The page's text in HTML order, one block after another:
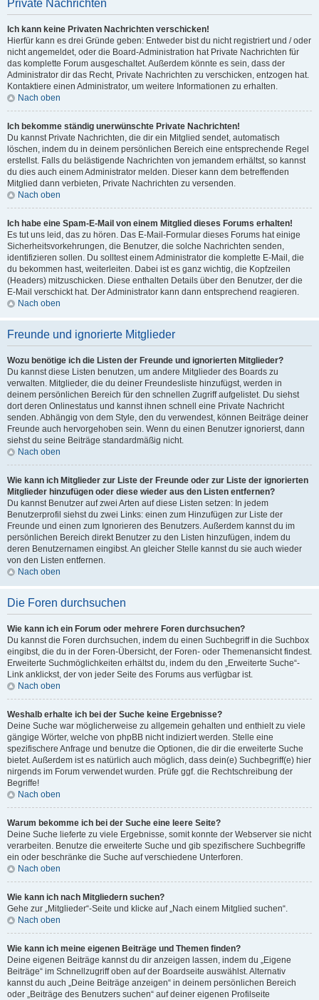
Private Nachrichten
Ich kann keine Privaten Nachrichten verschicken!
Hierfür kann es drei Gründe geben: Entweder bist du nicht registriert und / oder
nicht angemeldet, oder die Board-Administration hat Private Nachrichten für
das komplette Forum ausgeschaltet. Außerdem könnte es sein, dass der
Administrator dir das Recht, Private Nachrichten zu verschicken, entzogen hat.
Kontaktiere einen Administrator, um weitere Informationen zu erhalten.
Nach oben
Ich bekomme ständig unerwünschte Private Nachrichten!
Du kannst Private Nachrichten, die dir ein Mitglied sendet, automatisch
löschen, indem du in deinem persönlichen Bereich eine entsprechende Regel
erstellst. Falls du belästigende Nachrichten von jemandem erhältst, so kannst
du dies auch einem Administrator melden. Dieser kann dem betreffenden
Mitglied dann verbieten, Private Nachrichten zu versenden.
Nach oben
Ich habe eine Spam-E-Mail von einem Mitglied dieses Forums erhalten!
Es tut uns leid, das zu hören. Das E-Mail-Formular dieses Forums hat einige
Sicherheitsvorkehrungen, die Benutzer, die solche Nachrichten senden,
identifizieren sollen. Du solltest einem Administrator die komplette E-Mail, die
du bekommen hast, weiterleiten. Dabei ist es ganz wichtig, die Kopfzeilen
(Headers) mitzuschicken. Diese enthalten Details über den Benutzer, der die
E-Mail verschickt hat. Der Administrator kann dann entsprechend reagieren.
Nach oben
Freunde und ignorierte Mitglieder
Wozu benötige ich die Listen der Freunde und ignorierten Mitglieder?
Du kannst diese Listen benutzen, um andere Mitglieder des Boards zu
verwalten. Mitglieder, die du deiner Freundesliste hinzufügst, werden in
deinem persönlichen Bereich für den schnellen Zugriff aufgelistet. Du siehst
dort deren Onlinestatus und kannst ihnen schnell eine Private Nachricht
senden. Abhängig von dem Style, den du verwendest, können Beiträge deiner
Freunde auch hervorgehoben sein. Wenn du einen Benutzer ignorierst, dann
siehst du seine Beiträge standardmäßig nicht.
Nach oben
Wie kann ich Mitglieder zur Liste der Freunde oder zur Liste der ignorierten
Mitglieder hinzufügen oder diese wieder aus den Listen entfernen?
Du kannst Benutzer auf zwei Arten auf diese Listen setzen: In jedem
Benutzerprofil siehst du zwei Links: einen zum Hinzufügen zur Liste der
Freunde und einen zum Ignorieren des Benutzers. Außerdem kannst du im
persönlichen Bereich direkt Benutzer zu den Listen hinzufügen, indem du
deren Benutzernamen eingibst. An gleicher Stelle kannst du sie auch wieder
von den Listen entfernen.
Nach oben
Die Foren durchsuchen
Wie kann ich ein Forum oder mehrere Foren durchsuchen?
Du kannst die Foren durchsuchen, indem du einen Suchbegriff in die Suchbox
eingibst, die du in der Foren-Übersicht, der Foren- oder Themenansicht findest.
Erweiterte Suchmöglichkeiten erhältst du, indem du den „Erweiterte Suche“-
Link anklickst, der von jeder Seite des Forums aus verfügbar ist.
Nach oben
Weshalb erhalte ich bei der Suche keine Ergebnisse?
Deine Suche war möglicherweise zu allgemein gehalten und enthielt zu viele
gängige Wörter, welche von phpBB nicht indiziert werden. Stelle eine
spezifischere Anfrage und benutze die Optionen, die dir die erweiterte Suche
bietet. Außerdem ist es natürlich auch möglich, dass dein(e) Suchbegriff(e) hier
nirgends im Forum verwendet wurden. Prüfe ggf. die Rechtschreibung der
Begriffe!
Nach oben
Warum bekomme ich bei der Suche eine leere Seite?
Deine Suche lieferte zu viele Ergebnisse, somit konnte der Webserver sie nicht
verarbeiten. Benutze die erweiterte Suche und gib spezifischere Suchbegriffe
ein oder beschränke die Suche auf verschiedene Unterforen.
Nach oben
Wie kann ich nach Mitgliedern suchen?
Gehe zur „Mitglieder“-Seite und klicke auf „Nach einem Mitglied suchen“.
Nach oben
Wie kann ich meine eigenen Beiträge und Themen finden?
Deine eigenen Beiträge kannst du dir anzeigen lassen, indem du „Eigene
Beiträge“ im Schnellzugriff oben auf der Boardseite auswählst. Alternativ
kannst du auch „Deine Beiträge anzeigen“ in deinem persönlichen Bereich
oder „Beiträge des Benutzers suchen“ auf deiner eigenen Profilseite